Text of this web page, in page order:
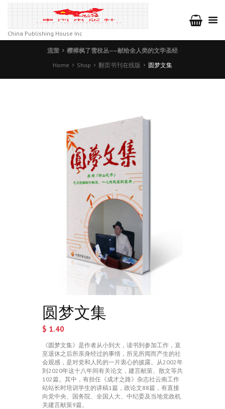
China Publishing House Inc
流萤
樱樟枫了雪枝丛——献给全人类的文学圣经
Home
Shop 翻页书刊在线版 圆梦文集
圆梦文集
$ 1.40
《圆梦文集》是作者从小到大，读书到参加工作，直
至退休之后所亲身经过的事情，所见所闻而产生的社
会观感，是对党和人民的一片衷心的披露。从2002年
到2020年这十八年间有关论文，建言献策、散文等共
102篇。其中，有担任《成才之路》杂志社云南工作
站站长时培训学生的讲稿1篇，政论文88篇，有直接
向党中央、国务院、全国人大、中纪委及当地党政机
关建言献策9篇。